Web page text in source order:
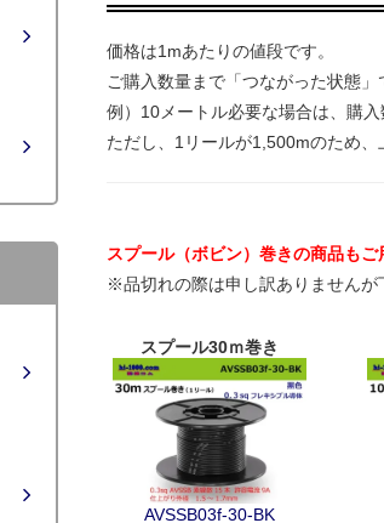
価格は1mあたりの値段です。
ご購入数量まで「つながった状態」
例）10メートル必要な場合は、購入
ただし、1リールが1,500mのため、
スプール（ボビン）巻きの商品もご
※品切れの際は申し訳ありませんが
スプール30ｍ巻き
AVSSB03f-30-BK